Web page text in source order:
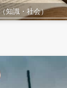
知識・社会）